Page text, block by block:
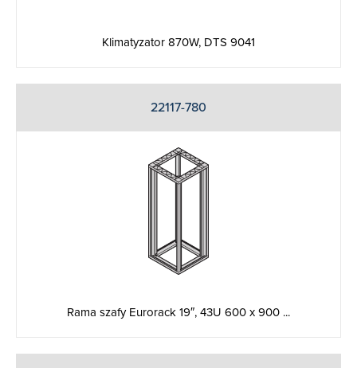
Klimatyzator 870W, DTS 9041
22117-780
Rama szafy Eurorack 19″, 43U 600 x 900 ...